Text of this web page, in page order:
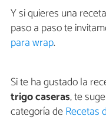
Y si quieres una
paso a paso te
para wrap.
Si te ha gustado la
trigo caseras, te
categoría deRecetas